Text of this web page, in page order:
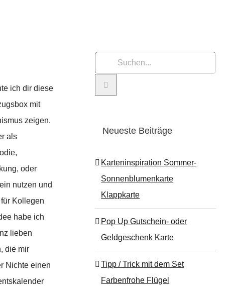
ich dir diese
mit
zeigen.
als
oder
nutzen und
Kollegen
habe ich
lieben
die mir
Nichte einen
nach:
Neueste Beiträge
Karteninspiration Sommer-
Sonnenblumenkarte
Klappkarte
Pop Up Gutschein- oder
Geldgeschenk Karte
Tipp / Trick mit dem Set
Farbenfrohe Flügel